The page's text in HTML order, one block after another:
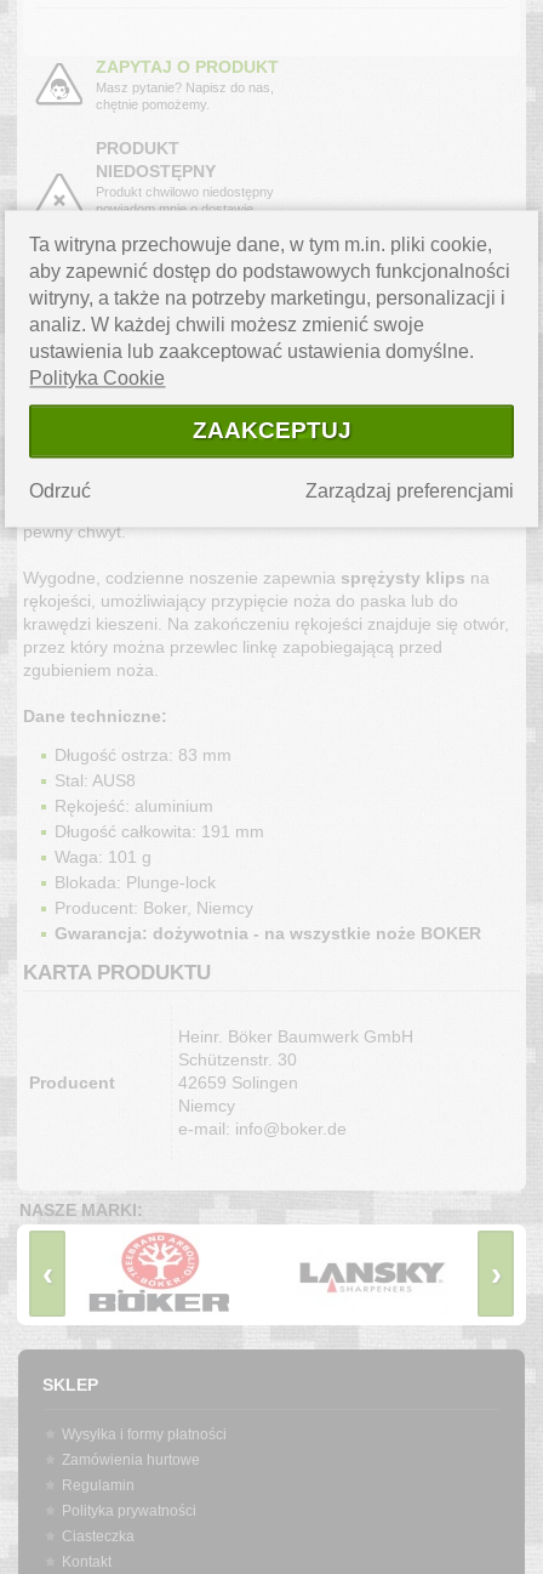
ZAPYTAJ O PRODUKT
Masz pytanie? Napisz do nas,
chętnie pomożemy.
PRODUKT
NIEDOSTĘPNY
Produkt chwilowo niedostępny
powiadom mnie o dostawie.
›
OPIS PRODUKTU
Nóż serii Kalashnikov w wersji z ostrzem o profilusheepfoot
staliAUS8 . Bezpieczeństwo użytkownika zapewnia blokada
plunge lock, której przycisk służy również do zwalniania
Rękojeść wykonana zaluminium, do której przytwierdzono za
pomocą śrub okładziny. Rękojeść jest ergonomicznie
wyprofilowana, a faktura antypoślizgowa zapewnia bardzo
pewny chwyt.
Wygodne, codzienne noszenie zapewnia sprężysty klips na
rękojeści, umożliwiający przypięcie noża do paska lub do
krawędzi kieszeni. Na zakończeniu rękojeści znajduje się otwór,
przez który można przewlec linkę zapobiegającą przed
zgubieniem noża.
Dane techniczne:
Długość ostrza: 83 mm
Stal: AUS8
Rękojeść: aluminium
Długość całkowita: 191 mm
Waga: 101 g
Blokada: Plunge-lock
Producent: Boker, Niemcy
Gwarancja: dożywotnia - na wszystkie noże BOKER
KARTA PRODUKTU
Producent
Heinr. Böker Baumwerk GmbH
Schützenstr. 30
42659 Solingen
Niemcy
e-mail: info@boker.de
NASZE MARKI:
‹ ›
SKLEP
Wysyłka i formy płatności
Zamówienia hurtowe
Regulamin
Polityka prywatności
Ciasteczka
Kontakt
Ta witryna przechowuje dane, w tym m.in. pliki cookie,
aby zapewnić dostęp do podstawowych funkcjonalności
witryny, a także na potrzeby marketingu, personalizacji i
analiz. W każdej chwili możesz zmienić swoje
ustawienia lub zaakceptować ustawienia domyślne.
Polityka Cookie
ZAAKCEPTUJ
Zarządzaj preferencjami
Odrzuć